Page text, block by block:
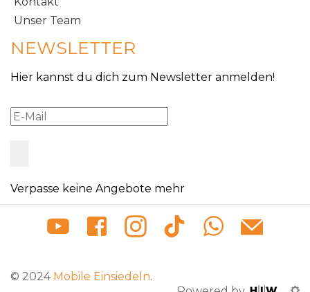
Unser Team
NEWSLETTER
Hier kannst du dich zum Newsletter anmelden!
Verpasse keine Angebote mehr
© 2024 Mobile Einsiedeln.